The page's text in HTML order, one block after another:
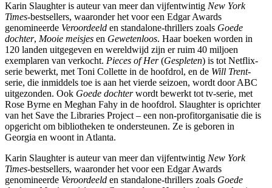
Karin Slaughter is auteur van meer dan vijfentwintig New York
Times­-bestsellers, waaronder het voor een Edgar Awards
genomineerde Veroordeeld en standalone-thrillers zoals Goede
dochter, Mooie meisjes en Gewetenloos. Haar boeken worden in
120 landen uitgegeven en wereldwijd zijn er ruim 40 miljoen
exemplaren van verkocht. Pieces of Her(Gespleten) is tot Netflix-
serie bewerkt, met Toni Collette in de hoofdrol, en de Will Trent-
serie, die inmiddels toe is aan het vierde seizoen, wordt door ABC
uitgezonden. Ook Goede dochterwordt bewerkt tot tv-serie, met
Rose Byrne en Meghan Fahy in de hoofdrol. Slaughter is oprichter
van het Save the Libraries Project – een non-profitorganisatie die is
opgericht om bibliotheken te ondersteunen. Ze is geboren in
Georgia en woont in Atlanta.
Karin Slaughter is auteur van meer dan vijfentwintig New York
Times­-bestsellers, waaronder het voor een Edgar Awards
genomineerde Veroordeeld en standalone-thrillers zoals Goede